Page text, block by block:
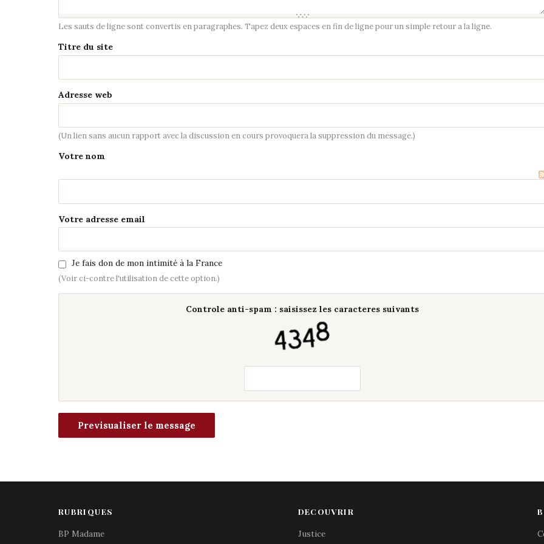
Les sauts de ligne sont convertis en paragraphes. Tapez deux espaces en fin de ligne pour un simple retour a la ligne.
Titre du site
Adresse web
(Un lien sans aucun rapport avec la discussion en cours provoquera la suppression du message.)
Votre nom
Votre adresse email
Je fais don de mon intimité à la France
(Voir ci-contre l'utilisation de cette option.)
Controle anti-spam : saisissez les caracteres suivants
RUBRIQUES
BP Madame
DECOUVRIR
Justice